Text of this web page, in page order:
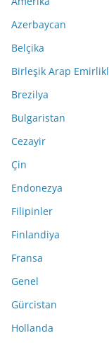
Azerbaycan
Belçika
Birleşik Arap
Brezilya
Bulgaristan
Cezayir
Çin
Endonezya
Filipinler
Finlandiya
Fransa
Genel
Gürcistan
Hollanda